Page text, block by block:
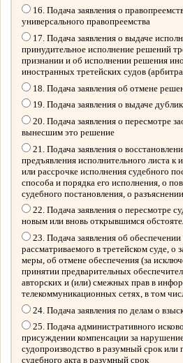
16. Подача заявления о
универсального правопреемства
17. Подача заявления о выдаче
принудительное исполнение решений
признании и об исполнении решения
иностранных третейских судов
18. Подача заявления об отмене
19. Подача заявления о выдаче
20. Подача заявления о пересмотре
вынесшим это решение
21. Подача заявления о
предъявления исполнительного листа
или рассрочке исполнения судебного
способа и порядка его исполнения, о
судебного постановления, о
22. Подача заявления о пересмотре
новым или вновь открывшимся
23. Подача заявления об обеспечении
рассматриваемого в третейском суде, о
меры, об отмене обеспечения (за
принятии предварительных
авторских и (или) смежных прав в
телекоммуникационных сетях, в том
24. Подача заявления по делам о
25. Подача административного
присуждении компенсации за
судопроизводство в разумный срок или
судебного акта в разумный срок